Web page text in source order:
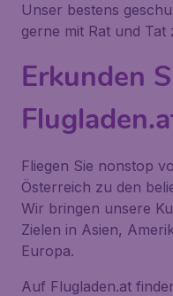
Unser bestens
gerne mit Rat und Tat
Erkunden
Fliegen Sie nonstop
Österreich zu den
Wir bringen unsere
Zielen in Asien,
Europa.
Auf Flugladen.at